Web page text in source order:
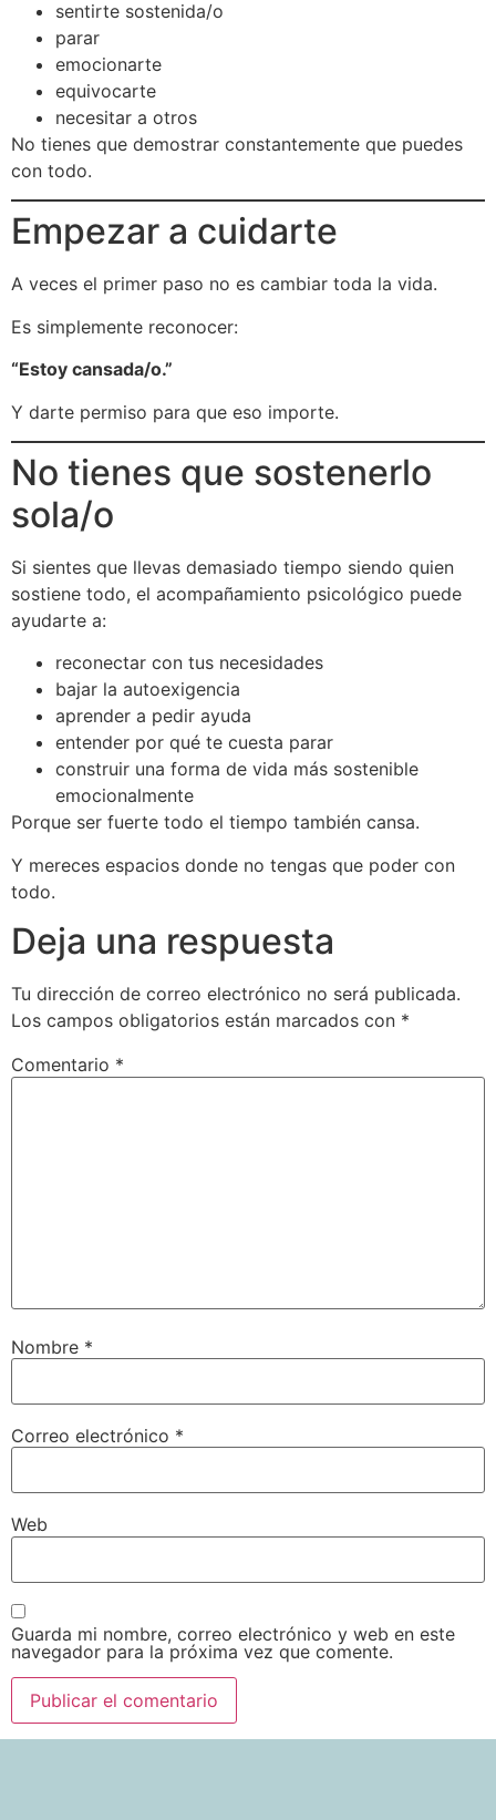
sentirte sostenida/o
parar
emocionarte
equivocarte
necesitar a otros
No tienes que demostrar constantemente que puedes
con todo.
Empezar a cuidarte
A veces el primer paso no es cambiar toda la vida.
Es simplemente reconocer:
“Estoy cansada/o.”
Y darte permiso para que eso importe.
No tienes que sostenerlo
sola/o
Si sientes que llevas demasiado tiempo siendo quien
sostiene todo, el acompañamiento psicológico puede
ayudarte a:
reconectar con tus necesidades
bajar la autoexigencia
aprender a pedir ayuda
entender por qué te cuesta parar
construir una forma de vida más sostenible
emocionalmente
Porque ser fuerte todo el tiempo también cansa.
Y mereces espacios donde no tengas que poder con
todo.
Deja una respuesta
Tu dirección de correo electrónico no será publicada.
Los campos obligatorios están marcados con *
Comentario *
Nombre *
Correo electrónico *
Web
Guarda mi nombre, correo electrónico y web en este
navegador para la próxima vez que comente.